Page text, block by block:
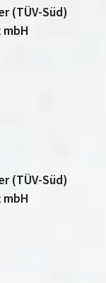
(TÜV-Süd)
(TÜV-Süd)